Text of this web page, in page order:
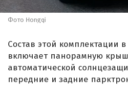
Фото Hongqi
Состав этой комплектации
включает панорамную
автоматической
передние и задние